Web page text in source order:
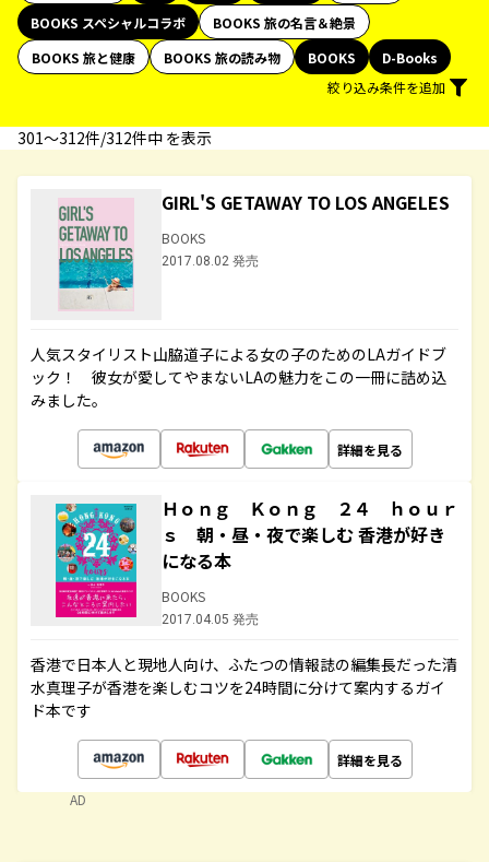
BOOKS スペシャルコラボ
BOOKS 旅の名言＆絶景
BOOKS 旅と健康
BOOKS 旅の読み物 BOOKS
D-Books
絞り込み条件を追加
301〜312件/312件中 を表示
GIRL'S GETAWAY TO LOS ANGELES
BOOKS
2017.08.02 発売
人気スタイリスト山脇道子による女の子のためのLAガイドブ
ック！ 彼女が愛してやまないLAの魅力をこの一冊に詰め込
みました。
詳細を見る
Ｈｏｎｇ Ｋｏｎｇ ２４ ｈｏｕｒ
ｓ 朝・昼・夜で楽しむ 香港が好き
になる本
BOOKS
2017.04.05 発売
香港で日本人と現地人向け、ふたつの情報誌の編集長だった清
水真理子が香港を楽しむコツを24時間に分けて案内するガイ
ド本です
詳細を見る
AD